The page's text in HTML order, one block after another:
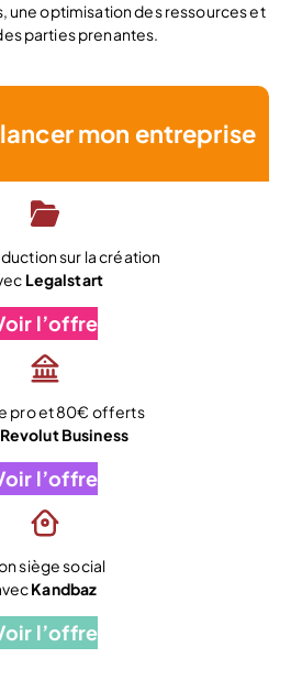
une optimisation des ressources et
parties prenantes.
mon entreprise
sur la création
Legalstart
l’offre
pro et 80€ offerts
Revolut Business
l’offre
siège social
Kandbaz
l’offre